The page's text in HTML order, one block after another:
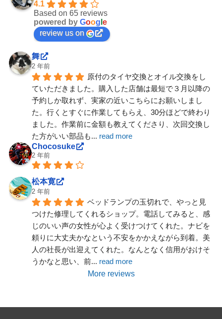
4.1
Based on 65 reviews
powered by Goog e
review us on
舞
2 年前
原付のタイヤ交換とオイル交換をし
ていただきました。購入した店舗は最短で３月以降の
予約しか取れず、実家の近いこちらにお願いしまし
た。行くとすぐに作業してもらえ、30分ほどで終わり
ました。作業前に金額も教えてくださり、次回交換し
た方がいい部品も... read more
Chocosuke
2 年前
松本寛
2 年前
ベッドランプの玉切れで、やっと見
つけた修理してくれるショップ。電話してみると、感
じのいい声の女性が心よく受けつけてくれた。ナビを
頼りに大丈夫かなという不安をかかえながら到着。美
人の社長が出迎えてくれた。なんとなく信用がおけそ
うかなと思い、前... read more
More reviews